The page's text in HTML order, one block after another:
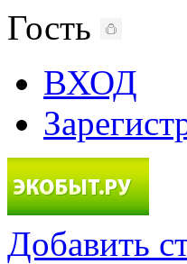
Гость
ВХОД
Добавить